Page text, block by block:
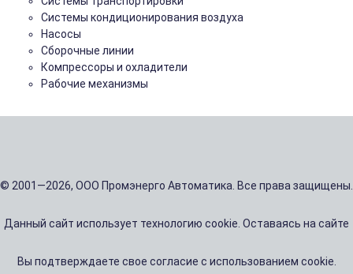
Системы кондиционирования воздуха
Насосы
Сборочные линии
Компрессоры и охладители
Рабочие механизмы
© 2001—2026, ООО Промэнерго Автоматика. Все права защищены.
Данный сайт использует технологию cookie. Оставаясь на сайте
Вы подтверждаете свое согласие с использованием cookie.